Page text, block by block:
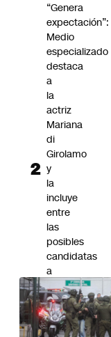
“Genera
expectación”:
Medio
especializado
destaca
a
la
actriz
Mariana
di
Girolamo
y
la
incluye
entre
las
posibles
candidatas
a
los
Premios
Oscar
2027